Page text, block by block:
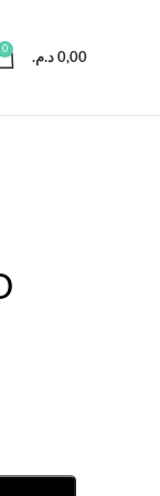
0
0,00 د.م.